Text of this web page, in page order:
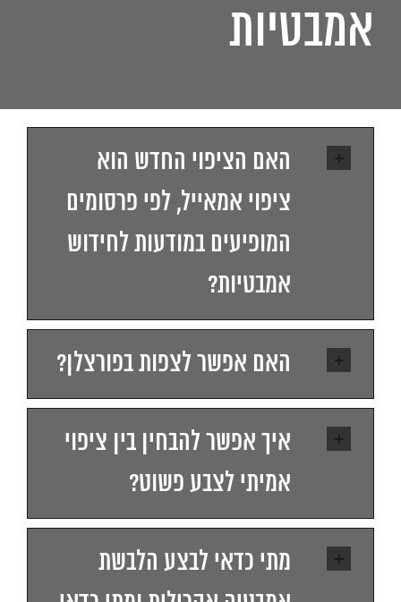
אמבטיות
האם הציפוי החדש הוא
ציפוי אמאייל, לפי פרסומים
המופיעים במודעות לחידוש
אמבטיות?
האם אפשר לצפות בפורצלן?
איך אפשר להבחין בין ציפוי
אמיתי לצבע פשוט?
מתי כדאי לבצע הלבשת